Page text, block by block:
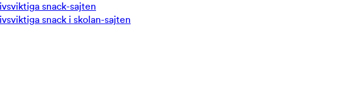
snack-sajten
snack i skolan-sajten